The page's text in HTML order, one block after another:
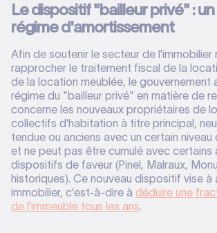
Le dispositif "bailleur privé" :
régime d'amortissement
Afin de soutenir le secteur de
rapprocher le traitement fiscal de la
de la location meublée, le gouvernement
régime du "bailleur privé" en matière de
concerne les nouveaux propriétaires de
collectifs d'habitation à titre principal,
tendue ou anciens avec un certain niveau
et ne peut pas être cumulé avec certains
dispositifs de faveur (Pinel, Malraux,
historiques). Ce nouveau dispositif vise à
immobilier, c'est-à-dire à déduire une
de l'immeuble tous les ans.